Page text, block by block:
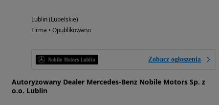
Lublin (Lubelskie)
Firma • Opublikowano
Zobacz ogłoszenia
Autoryzowany Dealer Mercedes-Benz Nobile Motors Sp. z
o.o. Lublin